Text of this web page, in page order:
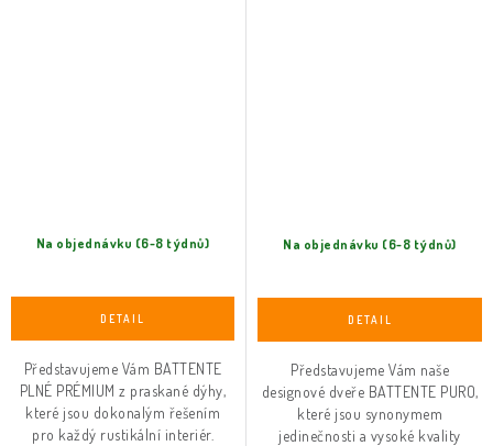
Na objednávku (6-8 týdnů)
Představujeme Vám BATTENTE
PLNÉ PRÉMIUM z praskané dýhy,
které jsou dokonalým řešením
pro každý rustikální interiér.
Na objednávku (6-8 týdnů)
Představujeme Vám naše
designové dveře BATTENTE PURO,
které jsou synonymem
jedinečnosti a vysoké kvality